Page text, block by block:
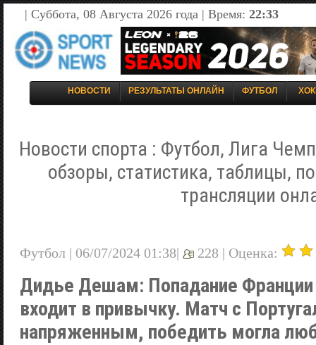
| Суббота, 08 Августа 2026 года | Время: 22:33
НОВОСТИ РЕЗУЛЬТАТЫ ОНЛАЙН ФУТБОЛ
Новости спорта : Футбол, Лига
обзоры, статистика, таблицы,
трансляции
Футбол | 06/07/2024 01:38| 228 | Оценка:
Дидье Дешам: Попадание Франции
входит в привычку. Матч с
напряженным, победить могла